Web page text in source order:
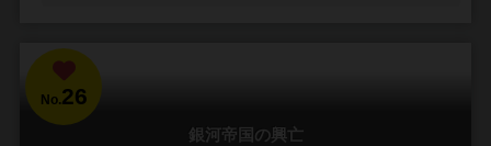
No.26
銀河帝国の興亡